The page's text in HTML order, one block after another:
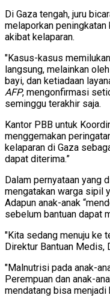
Di Gaza tengah, juru
melaporkan
akibat kelaparan.
"Kasus-kasus
langsung, melainkan
bayi, dan ketiadaan
AFP, mengonfirmasi
seminggu terakhir saja.
Kantor PBB untuk
menggemakan
kelaparan di Gaza
dapat diterima.”
Dalam pernyataan yang
mengatakan warga sipil
Adapun anak-anak
sebelum bantuan dapat
"Kita sedang menuju ke
Direktur Bantuan Medis,
"Malnutrisi pada anak-
Perempuan dan anak-
mendatang bisa menjadi